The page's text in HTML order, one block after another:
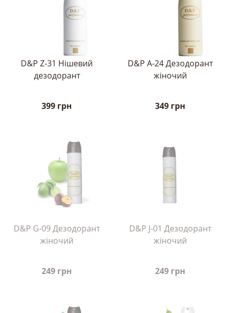
D&P Z-31 Нішевий
дезодорант
399 грн
D&P A-24 Дезодорант
жіночий
349 грн
D&P G-09 Дезодорант
жіночий
249 грн
D&P J-01 Дезодорант
жіночий
249 грн